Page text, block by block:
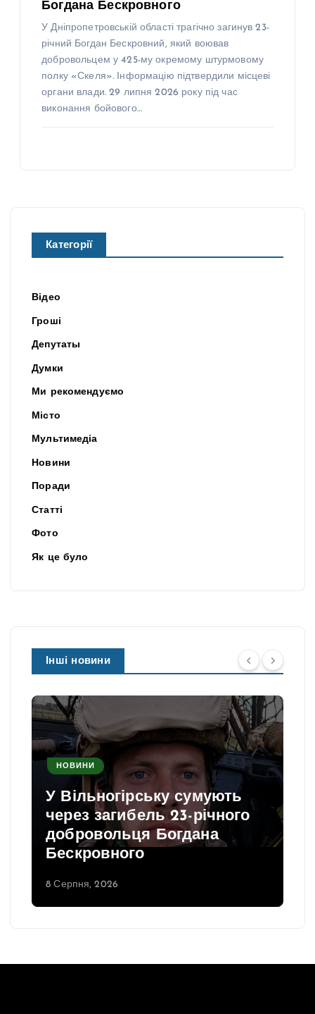
Богдана Бескровного
У Дніпропетровській області трагічно загинув 23-
річний Богдан Бескровний, який воював
добровольцем у 425-му окремому штурмовому
полку «Скеля». Інформацію підтвердили місцеві
органи влади. 29 липня 2026 року під час
виконання бойового…
Категорії
Відео
Гроші
Депутаты
Думки
Ми рекомендуємо
Місто
Мультимедіа
Новини
Поради
Статті
Фото
Як це було
Інші новини
НОВИНИ
У Вільногірську сумують
через загибель 23-річного
добровольця Богдана
Бескровного
8 Серпня, 2026